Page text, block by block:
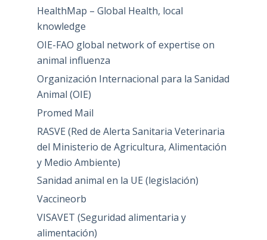
HealthMap – Global Health, local
knowledge
OIE-FAO global network of expertise on
animal influenza
Organización Internacional para la Sanidad
Animal (OIE)
Promed Mail
RASVE (Red de Alerta Sanitaria Veterinaria
del Ministerio de Agricultura, Alimentación
y Medio Ambiente)
Sanidad animal en la UE (legislación)
Vaccineorb
VISAVET (Seguridad alimentaria y
alimentación)